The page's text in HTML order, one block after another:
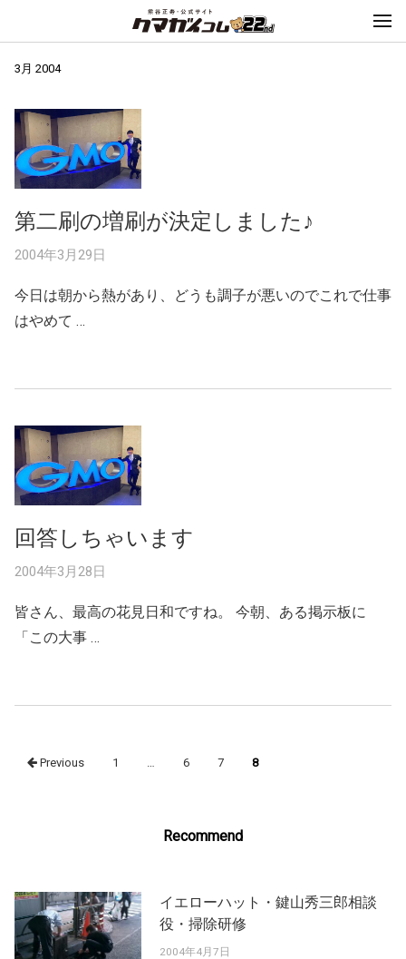
3月 2004
第二刷の増刷が決定しました♪
2004年3月29日
今日は朝から熱があり、どうも調子が悪いのでこれで仕事
はやめて …
回答しちゃいます
2004年3月28日
皆さん、最高の花見日和ですね。 今朝、ある掲示板に
「この大事 …
navigation
Previous 1 6 7 8
Recommend
イエローハット・鍵山秀三郎相談
役・掃除研修
2004年4月7日